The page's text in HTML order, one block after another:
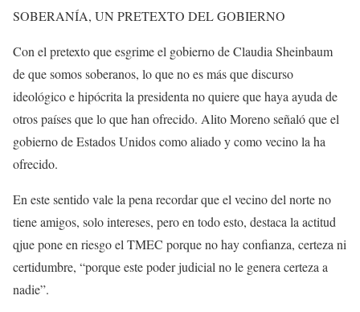
SOBERANÍA, UN PRETEXTO DEL GOBIERNO
Con el pretexto que esgrime el gobierno de Claudia Sheinbaum
de que somos soberanos, lo que no es más que discurso
ideológico e hipócrita la presidenta no quiere que haya ayuda de
otros países que lo que han ofrecido. Alito Moreno señaló que el
gobierno de Estados Unidos como aliado y como vecino la ha
ofrecido.
En este sentido vale la pena recordar que el vecino del norte no
tiene amigos, solo intereses, pero en todo esto, destaca la actitud
qjue pone en riesgo el TMEC porque no hay confianza, certeza ni
certidumbre, “porque este poder judicial no le genera certeza a
nadie”.